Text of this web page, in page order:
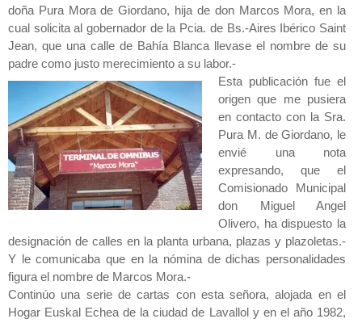
doña Pura Mora de Giordano, hija de don Marcos Mora, en la
cual solicita al gobernador de la Pcia. de Bs.-Aires Ibérico Saint
Jean, que una calle de Bahía Blanca llevase el nombre de su
padre como justo merecimiento a su labor.-
Esta publicación fue el
origen que me pusiera
en contacto con la Sra.
Pura M. de Giordano, le
envié una nota
expresando, que el
Comisionado Municipal
don Miguel Angel
Olivero, ha dispuesto la
designación de calles en la planta urbana, plazas y plazoletas.-
Y le comunicaba que en la nómina de dichas personalidades
figura el nombre de Marcos Mora.-
Continúo una serie de cartas con esta señora, alojada en el
Hogar Euskal Echea de la ciudad de Lavallol y en el año 1982,